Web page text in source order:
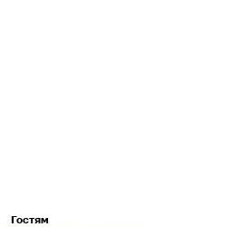
Гостям